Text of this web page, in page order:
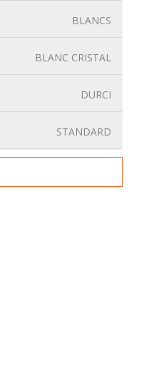
BLANCS
BLANC CRISTAL
DURCI
STANDARD